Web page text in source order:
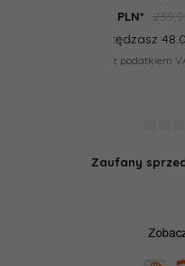
23,99
* z
Zaufany